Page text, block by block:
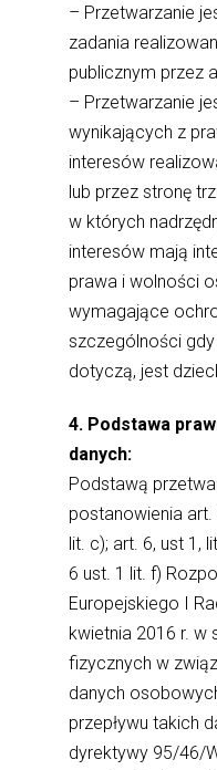
– Przetwarzanie
zadania
publicznym przez
– Przetwarzanie
wynikających z
interesów
lub przez stronę
w których
interesów mają
prawa i wolności
wymagające
szczególności
dotyczą, jest
4. Podstawa
danych:
Podstawą
postanowienia art.
lit. c); art. 6, ust 1,
6 ust. 1 lit. f)
Europejskiego I
kwietnia 2016 r. w
fizycznych w
danych
przepływu takich
dyrektywy 95/46/